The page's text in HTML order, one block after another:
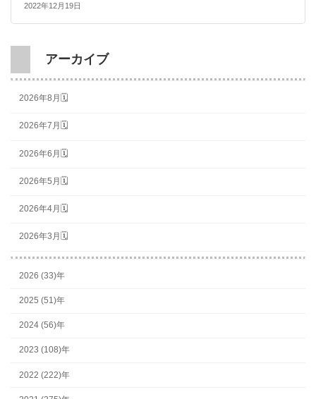
2022年12月19日
アーカイブ
2026年8月🗓
2026年7月🗓
2026年6月🗓
2026年5月🗓
2026年4月🗓
2026年3月🗓
2026 (33)年
2025 (51)年
2024 (56)年
2023 (108)年
2022 (222)年